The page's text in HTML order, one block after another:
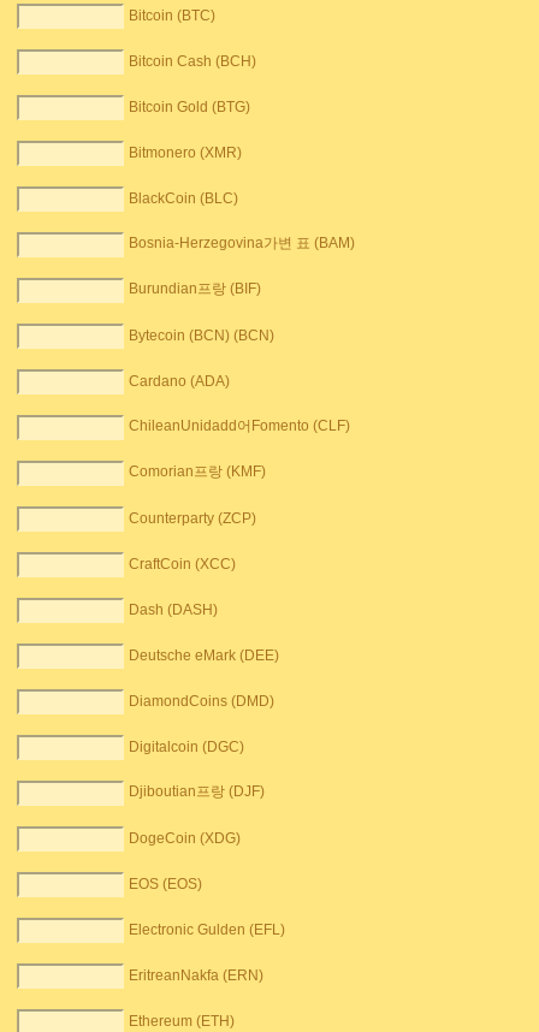
Bitcoin (BTC)
Bitcoin Cash (BCH)
Bitcoin Gold (BTG)
Bitmonero (XMR)
BlackCoin (BLC)
Bosnia-Herzegovina가변 표 (BAM)
Burundian프랑 (BIF)
Bytecoin (BCN) (BCN)
Cardano (ADA)
ChileanUnidadd어Fomento (CLF)
Comorian프랑 (KMF)
Counterparty (ZCP)
CraftCoin (XCC)
Dash (DASH)
Deutsche eMark (DEE)
DiamondCoins (DMD)
Digitalcoin (DGC)
Djiboutian프랑 (DJF)
DogeCoin (XDG)
EOS (EOS)
Electronic Gulden (EFL)
EritreanNakfa (ERN)
Ethereum (ETH)